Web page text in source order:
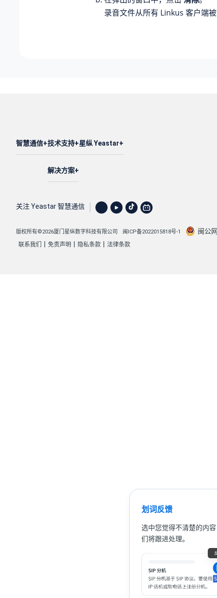
录音文件从所有 Linkus 客户端
划词反馈
选中您觉得不清楚的内
们将跟进处理。
智慧通信 技术支持
解决方案
星纵 Yeastar
关注 Yeastar 智慧通信
版权所有©2026厦门星纵数字科技有限公司 闽ICP备2022015818号-1 闽公
联系我们 免责声明 隐私条款 法律条款